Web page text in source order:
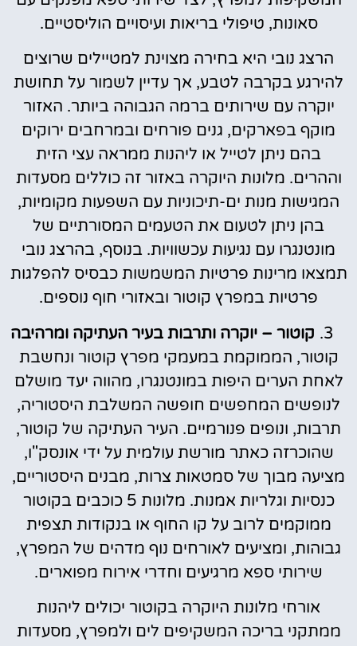
סאונות, טיפולי בריאות ועיסויים הוליסטיים.
הרצג נובי היא בחירה מצוינת למטיילים שרוצים
להירגע בקרבה לטבע, אך עדיין לשמור על תחושת
יוקרה עם שירותים ברמה הגבוהה ביותר. האזור
מוקף בפארקים, גנים פורחים ובמרחבים ירוקים
בהם ניתן לטייל או ליהנות ממראה עצי הזית
וההרים. מלונות היוקרה באזור זה כוללים מסעדות
המגישות מנות ים-תיכוניות עם השפעות מקומיות,
בהן ניתן לטעום את הטעמים המסורתיים של
מונטנגרו עם נגיעות עכשוויות. בנוסף, בהרצג נובי
תמצאו מרינות פרטיות המשמשות כבסיס להפלגות
פרטיות במפרץ קוטור ובאזורי חוף נוספים.
קוטור – יוקרה ותרבות בעיר העתיקה ומרהיבה
קוטור, הממוקמת במעמקי מפרץ קוטור ונחשבת
לאחת הערים היפות במונטנגרו, מהווה יעד מושלם
לנופשים המחפשים חופשה המשלבת היסטוריה,
תרבות, ונופים פנורמיים. העיר העתיקה של קוטור,
שהוכרזה כאתר מורשת עולמית על ידי אונסק"ו,
מציעה מבוך של סמטאות צרות, מבנים היסטוריים,
כנסיות וגלריות אמנות. מלונות 5 כוכבים בקוטור
ממוקמים לרוב על קו החוף או בנקודות תצפית
גבוהות, ומציעים לאורחים נוף מדהים של המפרץ,
שירותי ספא מרגיעים וחדרי אירוח מפוארים.
אורחי מלונות היוקרה בקוטור יכולים ליהנות
ממתקני בריכה המשקיפים לים ולמפרץ, מסעדות